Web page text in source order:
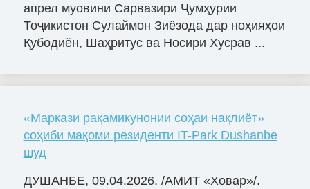
апрел муовини Сарвазири Ҷумҳурии
Тоҷикистон Сулаймон Зиёзода дар ноҳияҳои
Қубодиён, Шаҳритус ва Носири Хусрав ...
«Маркази рақамикунонии соҳаи нақлиёт»
соҳиби мақоми резиденти IT-Park Dushanbe
шуд
ДУШАНБЕ, 09.04.2026. /АМИТ «Ховар»/.